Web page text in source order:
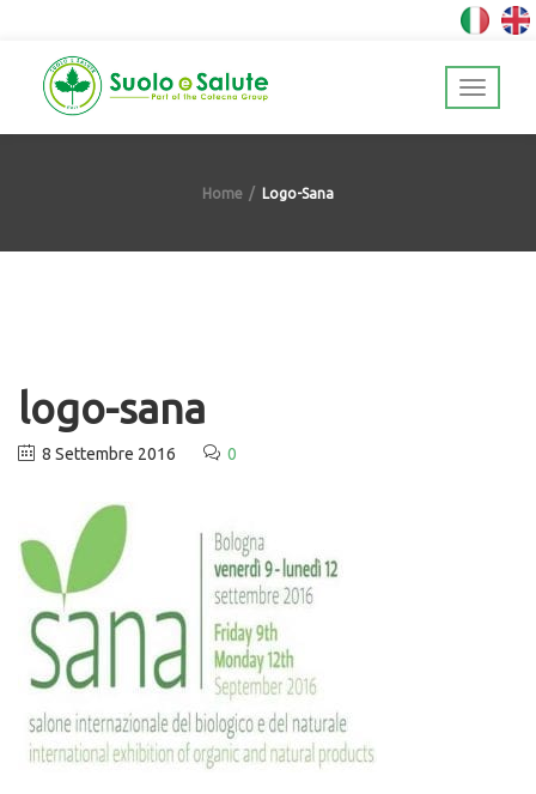
Home Logo-Sana
logo-sana
8 Settembre 2016 0